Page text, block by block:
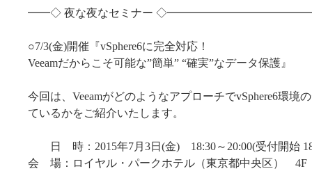
━━◇ 夜な夜なセミナー
○7/3(金)開催『vSphere6に完全対応！
Veeamだからこそ可能な”簡単” “確実”なデータ保護』
今回は、VeeamがどのようなアプローチでvSphere6環境
ているかをご紹介いたします。
日 時：2015年7月3日(金) 18:30～20:00(受付開始
会 場：ロイヤル・パークホテル（東京都中央区） 4F